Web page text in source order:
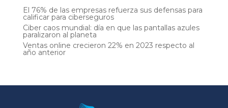
El 76% de las empresas refuerza sus defensas para
calificar para ciberseguros
Ciber caos mundial: día en que las pantallas azules
paralizaron al planeta
Ventas online crecieron 22% en 2023 respecto al
año anterior